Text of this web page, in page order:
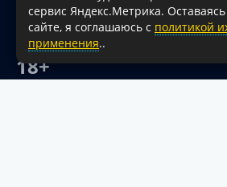
Для сайтов и страниц сети
активная гиперссылка на
администрации Туапсинского
18+
сервис Яндекс.Метрика.
сайте, я соглашаюсь с политикой
применения..